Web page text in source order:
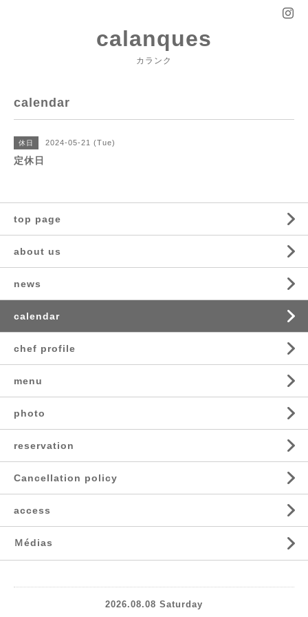
calanques
カランク
calendar
休日 2024-05-21 (Tue)
定休日
top page
about us
news
calendar
chef profile
menu
photo
reservation
Cancellation policy
access
Ｍédias
2026.08.08 Saturday